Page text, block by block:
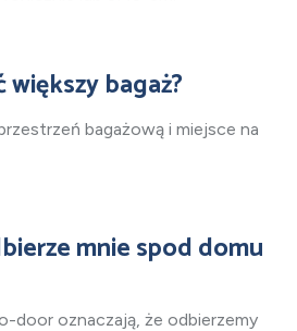
większy bagaż?
bagażową i miejsce na
mnie spod domu
door oznaczają, że odbierzemy